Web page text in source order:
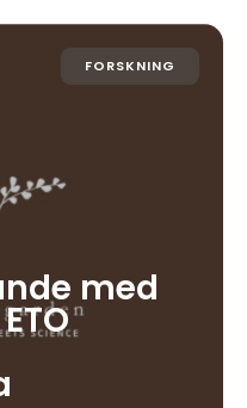
FORSKNING
med